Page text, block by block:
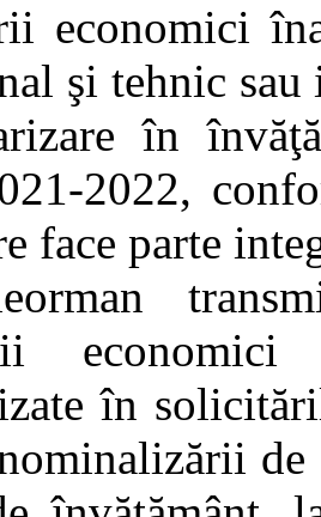
economici
şi tehnic
în
2022,
face parte
în